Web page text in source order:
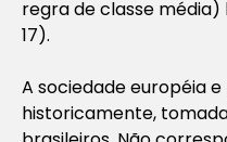
regra de classe média)
17).
A sociedade européia
historicamente,